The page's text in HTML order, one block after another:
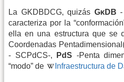
La GKDBDCG, quizás GκDB
caracteriza por la
ella en una estructura que se
Coordenadas
- SCPdCS-,
PdS -Penta
“modo” de
Infraestructura de